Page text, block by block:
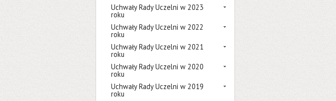
Uchwały Rady Uczelni w 2023
roku
Uchwały Rady Uczelni w 2022
roku
Uchwały Rady Uczelni w 2021
roku
Uchwały Rady Uczelni w 2020
roku
Uchwały Rady Uczelni w 2019
roku